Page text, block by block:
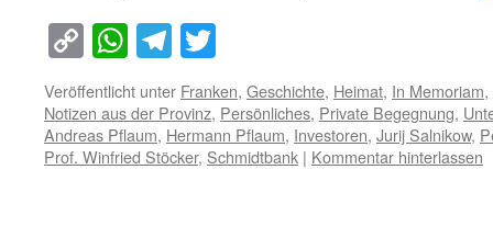
Copy
Link
WhatsApp
Telegram
Veröffentlicht unter Franken, Geschichte, Heimat, In Memoriam,
Notizen aus der Provinz, Persönliches, Private Begegnung,
Andreas Pflaum, Hermann Pflaum, Investoren, Jurij Salnikow,
Prof. Winfried Stöcker, Schmidtbank | Kommentar hinterlassen